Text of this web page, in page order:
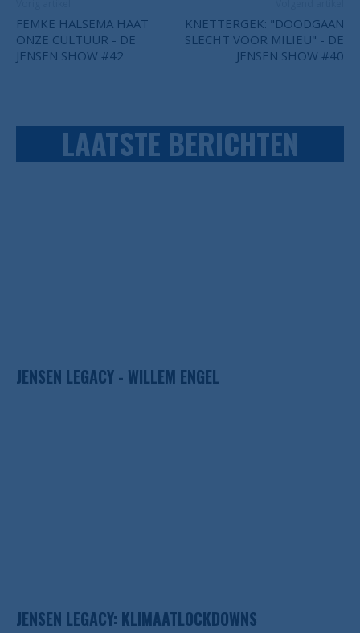
FEMKE HALSEMA HAAT
ONZE CULTUUR - DE
JENSEN SHOW #42
KNETTERGEK: "DOODGAAN
SLECHT VOOR MILIEU" - DE
JENSEN SHOW #40
LAATSTE BERICHTEN
JENSEN LEGACY - WILLEM ENGEL
JENSEN LEGACY: KLIMAATLOCKDOWNS